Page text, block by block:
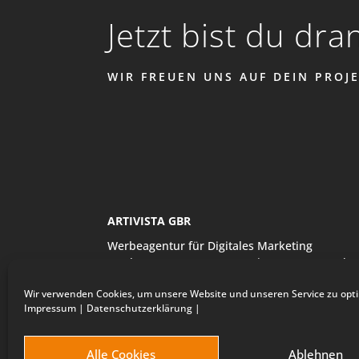
Wir verwenden Cookies, um unsere Website und unseren Service zu
Impressum | Datenschutzerklärung |
Alle Cookies Ablehnen
Jetzt bist du
WIR FREUEN UNS AUF DEIN
ARTIVISTA GBR
Werbeagentur für Digitales Marketing
Bertha-von-Suttner-Str. 13 | D-14469 Potsdam